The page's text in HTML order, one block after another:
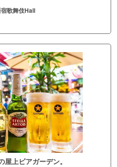
歌舞伎Hall
上ビアガーデン。